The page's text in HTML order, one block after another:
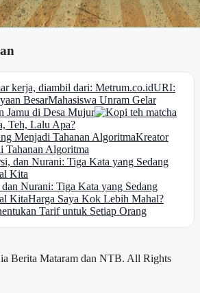
URI:
BesarMahasiswa Unram Gelar
Jamu di Desa Mujur
Teh, Lalu Apa?
Kreator
Tahanan Algoritma
Nurani: Tiga Kata yang Sedang
KitaHarga Saya Kok Lebih Mahal?
Tarif untuk Setiap Orang
Berita Mataram dan NTB. All Rights